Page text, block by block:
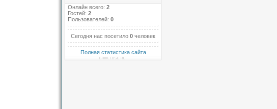
Онлайн всего: 2
Гостей: 2
Пользователей: 0
Сегодня нас посетило 0 человек
Полная статистика сайта